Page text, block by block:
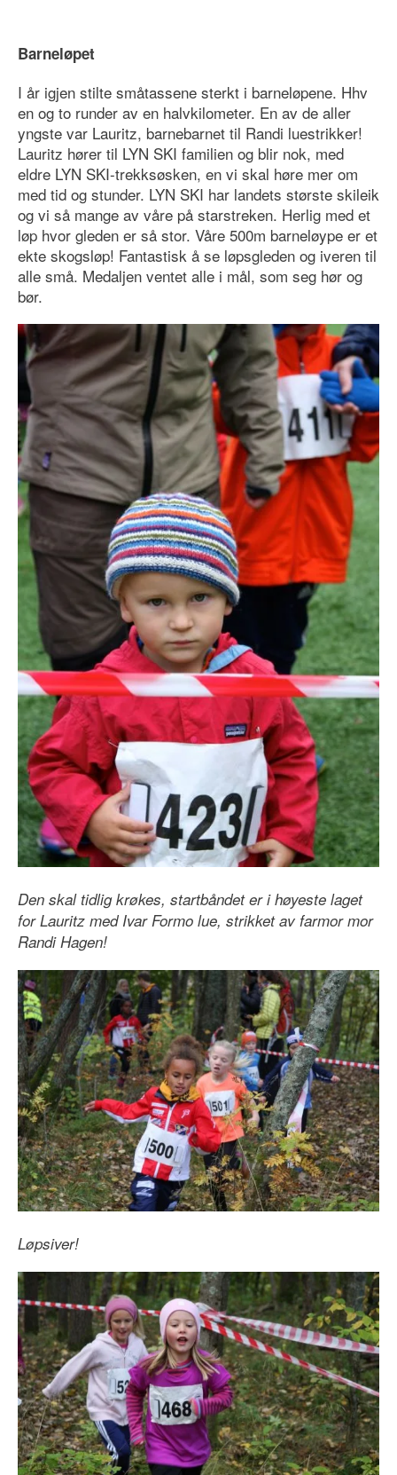
Barneløpet
I år igjen stilte småtassene sterkt i barneløpene. Hhv
en og to runder av en halvkilometer. En av de aller
yngste var Lauritz, barnebarnet til Randi luestrikker!
Lauritz hører til LYN SKI familien og blir nok, med
eldre LYN SKI-trekksøsken, en vi skal høre mer om
med tid og stunder. LYN SKI har landets største skileik
og vi så mange av våre på starstreken. Herlig med et
løp hvor gleden er så stor. Våre 500m barneløype er et
ekte skogsløp! Fantastisk å se løpsgleden og iveren til
alle små. Medaljen ventet alle i mål, som seg hør og
bør.
Den skal tidlig krøkes, startbåndet er i høyeste laget
for Lauritz med Ivar Formo lue, strikket av farmor mor
Randi Hagen!
Løpsiver!